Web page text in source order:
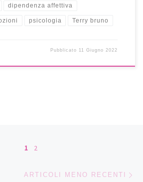
dipendenza affettiva
psicologia Terry bruno
Pubblicato 11 Giugno 2022
articoli
1 2
ARTICOLI MENO RECENTI